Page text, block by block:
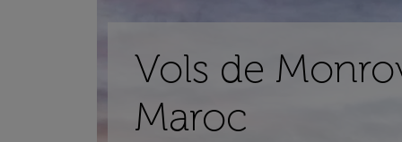
Vols de
Maroc